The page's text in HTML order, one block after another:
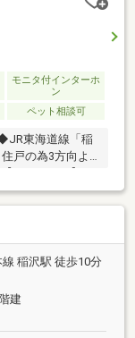
モニタ付インターホ
ン
ペット相談可
東海道線「稲
戸の為3方向よ
リフォーム】■
里東小学校まで
宅ローン相談は
資金を抑えた
まで借入出来る
ど数多くの事例
しないマイホー
なくデメリット
いをさせて頂き
線 稲沢駅 徒歩10分
建